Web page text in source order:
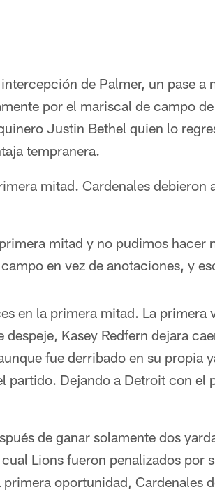
de Palmer, un pase a
por el mariscal de campo
Justin Bethel quien lo
tempranera.
mitad. Cardenales debieron
mitad y no pudimos hacer
en vez de anotaciones, y
en la primera mitad. La primera
Kasey Redfern dejara
fue derribado en su propia
partido. Dejando a Detroit con el
de ganar solamente dos
Lions fueron penalizados por
oportunidad, Cardenales